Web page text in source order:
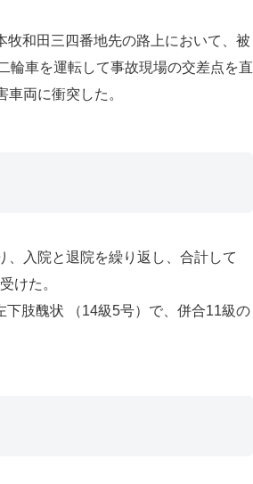
和田三四番地先の路上において、被
輪車を運転して事故現場の交差点を直
両に衝突した。
入院と退院を繰り返し、合計して
けた。
肢醜状 （14級5号）で、併合11級の